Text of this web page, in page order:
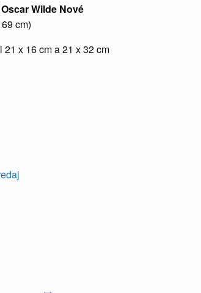
Wilde Nové
cm)
x 16 cm a 21 x 32 cm